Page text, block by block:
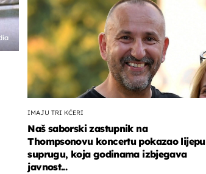
IMAJU TRI KĆERI
Naš saborski zastupnik na
Thompsonovu koncertu pokazao lijepu
suprugu, koja godinama izbjegava
javnost...